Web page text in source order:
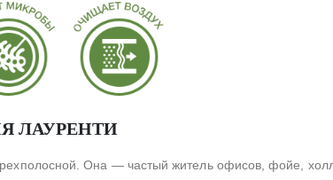
ЛАУРЕНТИ
Она — частый житель офисов, фойе,